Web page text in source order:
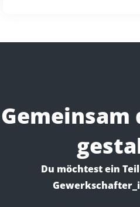
Du möchtest ein